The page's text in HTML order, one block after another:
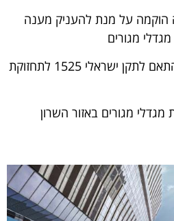
הוקמה על מנת להעניק מענה
מגורים
אנחנו פועלים כמתבקש בהתאם לתקן ישראלי 1525 לתחזוקת
מגורים באזור השרון